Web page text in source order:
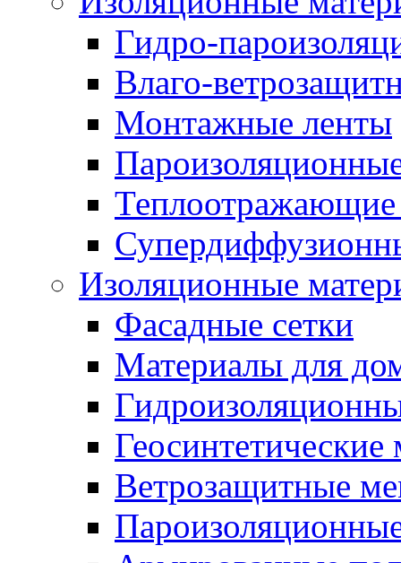
Гидро-
Влаго-
Монтажные ленты
Теплоотражающие
Изоляционные
Фасадные сетки
Материалы для
Геосинтетические
Ветрозащитные